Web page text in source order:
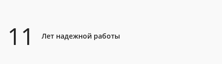
11 Лет надежной работы